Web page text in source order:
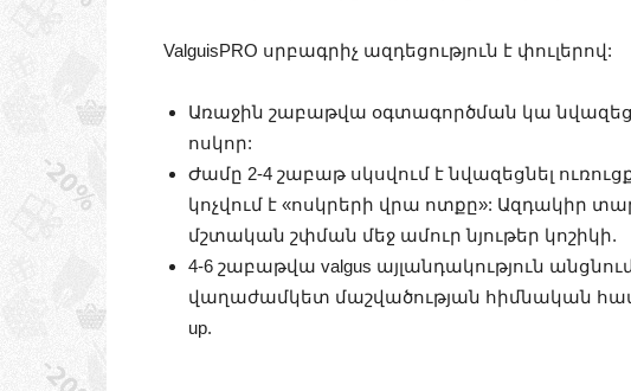
ValguisPRO սրբագրիչ ազդեցություն է փուլերով:
Առաջին շաբաթվա օգտագործման կա
ոսկոր:
Ժամը 2-4 շաբաթ սկսվում է նվազեցնել
կոչվում է «ոսկրերի վրա ոտքը»: Ազդակիր
մշտական ​​շփման մեջ ամուր նյութեր կոշիկի.
4-6 շաբաթվա valgus այլանդակություն
վաղաժամկետ մաշվածության հիմնական
up.